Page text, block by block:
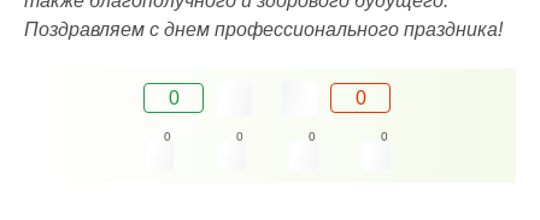
Поздравляем с днем профессионального праздника!
0 0
0 0 0 0